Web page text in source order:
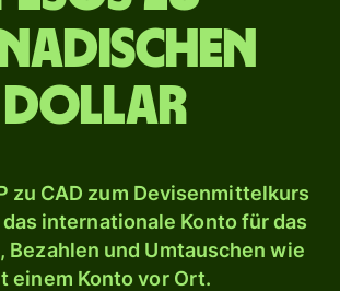
Dollar
zu CAD zum Devisenmittelkurs
internationale Konto für das
Bezahlen und Umtauschen wie
einem Konto vor Ort.